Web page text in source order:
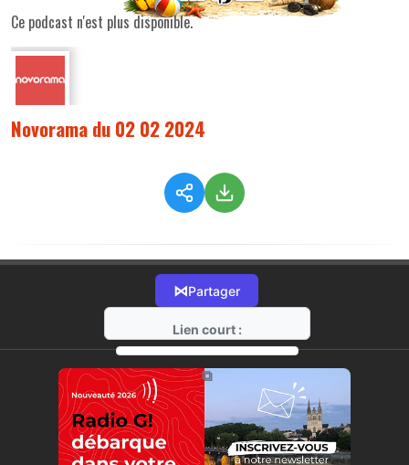
Ce podcast n'est plus disponible.
Novorama du 02 02 2024
⋈Partager
Lien court :
https://radio-g.fr?13768
⧉